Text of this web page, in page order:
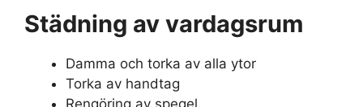
Städning av vardagsrum
Damma och torka av alla ytor
Torka av handtag
Rengöring av spegel